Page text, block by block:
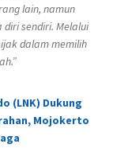
lain, namun
sendiri. Melalui
dalam memilih
(LNK) Dukung
Mojokerto